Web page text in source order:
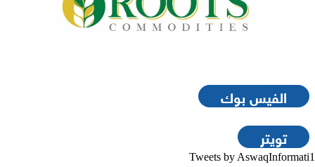
الفيس بوك
تويتر
Tweets by AswaqInformati1